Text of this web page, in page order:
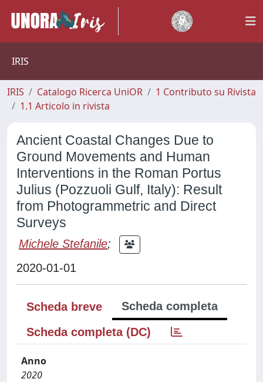
IRIS
IRIS Catalogo Ricerca UniOR
1 Contributo su Rivista
1.1 Articolo in rivista
Ancient Coastal Changes Due to
Ground Movements and Human
Interventions in the Roman Portus
Julius (Pozzuoli Gulf, Italy): Result
from Photogrammetric and Direct
Surveys
Michele Stefanile;
2020-01-01
Scheda breve
Scheda completa
Scheda completa (DC)
Anno
2020